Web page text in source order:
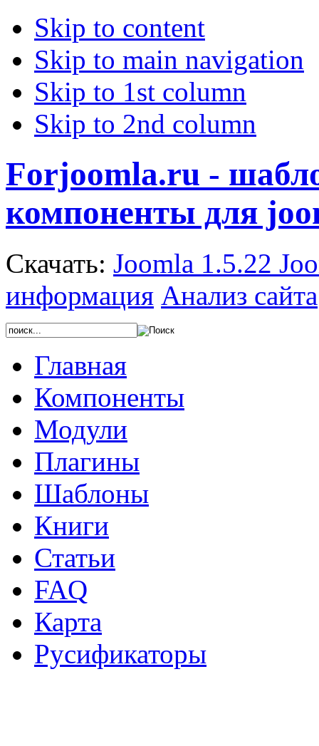
Skip to content
Skip to main navigation
Skip to 1st column
Skip to 2nd column
Forjoomla.ru -
компоненты для
Скачать: Joomla 1.5.22
информация Анализ сайта
Главная
Компоненты
Модули
Плагины
Шаблоны
Книги
Статьи
FAQ
Карта
Русификаторы